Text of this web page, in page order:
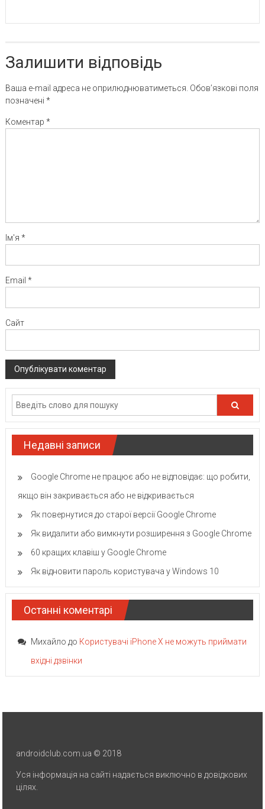
Залишити відповідь
Ваша e-mail адреса не оприлюднюватиметься. Обов’язкові поля
позначені *
Коментар *
Ім'я *
Email *
Сайт
Недавні записи
Google Chrome не працює або не відповідає: що робити,
якщо він закривається або не відкривається
Як повернутися до старої версії Google Chrome
Як видалити або вимкнути розширення з Google Chrome
60 кращих клавіш у Google Chrome
Як відновити пароль користувача у Windows 10
Останні коментарі
Михайло до Користувачі iPhone X не можуть приймати
вхідні дзвінки
androidclub.com.ua © 2018
Уся інформація на сайті надається виключно в довідкових
цілях.